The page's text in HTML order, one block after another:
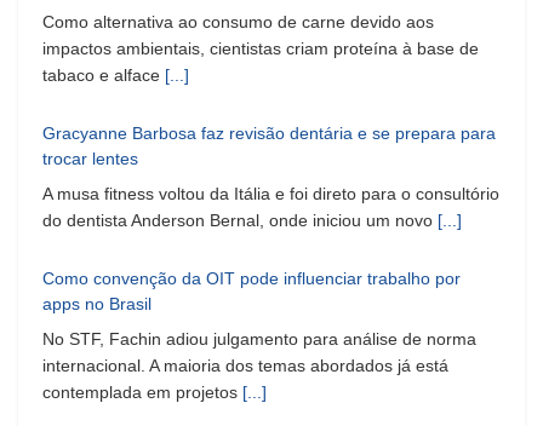
Como alternativa ao consumo de carne devido aos
impactos ambientais, cientistas criam proteína à base de
tabaco e alface [...]
Gracyanne Barbosa faz revisão dentária e se prepara para
trocar lentes
A musa fitness voltou da Itália e foi direto para o consultório
do dentista Anderson Bernal, onde iniciou um novo [...]
Como convenção da OIT pode influenciar trabalho por
apps no Brasil
No STF, Fachin adiou julgamento para análise de norma
internacional. A maioria dos temas abordados já está
contemplada em projetos [...]